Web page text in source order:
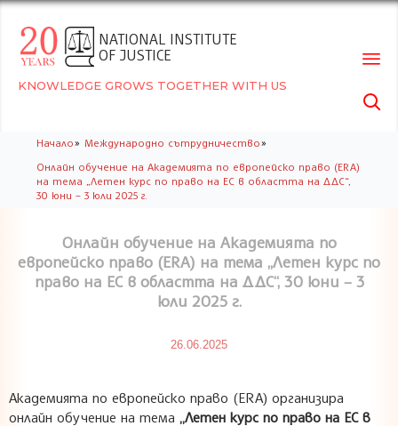
NATIONAL INSTITUTE
OF JUSTICE
KNOWLEDGE GROWS TOGETHER WITH US

Начало» Международно сътрудничество»
Онлайн обучение на Академията по европейско право (ERA)
на тема „Летен курс по право на ЕС в областта на ДДС“,
30 юни – 3 юли 2025 г.
Онлайн обучение на Академията по
европейско право (ERA) на тема „Летен курс по
право на ЕС в областта на ДДС“, 30 юни – 3
юли 2025 г.
26.06.2025
Академията по европейско право (ERA) организира
онлайн обучение на тема „Летен курс по право на ЕС в